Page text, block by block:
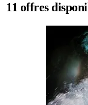
11 offres